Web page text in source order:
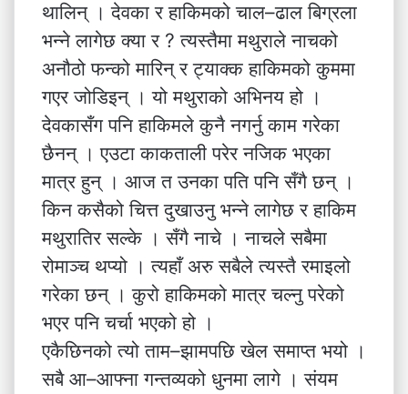
थालिन् । देवका र हाकिमको चाल–ढाल बिग्रला
भन्ने लागेछ क्या र ? त्यस्तैमा मथुराले नाचको
अनौठो फन्को मारिन् र ट्याक्क हाकिमको कुममा
गएर जोडिइन् । यो मथुराको अभिनय हो ।
देवकासँग पनि हाकिमले कुनै नगर्नु काम गरेका
छैनन् । एउटा काकताली परेर नजिक भएका
मात्र हुन् । आज त उनका पति पनि सँगै छन् ।
किन कसैको चित्त दुखाउनु भन्ने लागेछ र हाकिम
मथुरातिर सल्के । सँगै नाचे । नाचले सबैमा
रोमाञ्च थप्यो । त्यहाँ अरु सबैले त्यस्तै रमाइलो
गरेका छन् । कुरो हाकिमको मात्र चल्नु परेको
भएर पनि चर्चा भएको हो ।
एकैछिनको त्यो ताम–झामपछि खेल समाप्त भयो ।
सबै आ–आफ्ना गन्तव्यको धुनमा लागे । संयम